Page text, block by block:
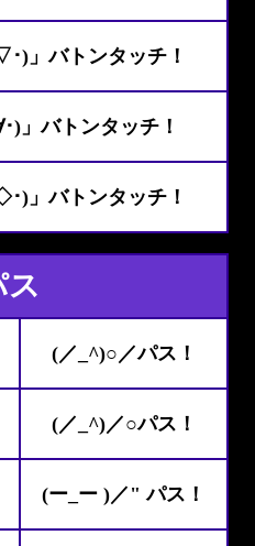
)」バトンタッチ！
)」バトンタッチ！
)」バトンタッチ！
ス
(／_^)○／パス！
(／_^)／○パス！
(ー_ー )／" パス！